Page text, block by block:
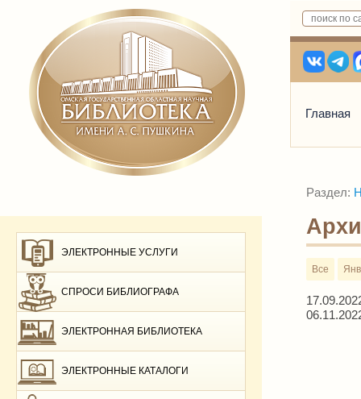
Главная
ЭЛЕКТРОННЫЕ УСЛУГИ
СПРОСИ БИБЛИОГРАФА
ЭЛЕКТРОННАЯ БИБЛИОТЕКА
ЭЛЕКТРОННЫЕ КАТАЛОГИ
Раздел:
Все